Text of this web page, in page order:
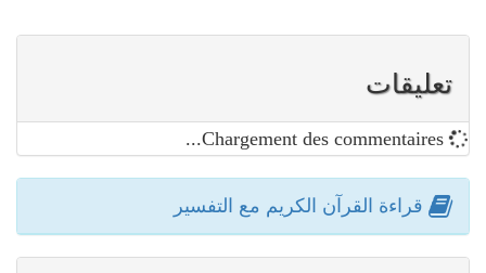
تعليقات
قراءة القرآن الكريم مع التفسير